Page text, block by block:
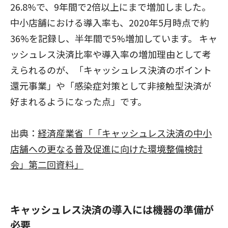
26.8%で、9年間で2倍以上にまで増加しました。
中小店舗における導入率も、2020年5月時点で約
36%を記録し、半年間で5%増加しています。 キャ
ッシュレス決済比率や導入率の増加理由として考
えられるのが、「キャッシュレス決済のポイント
還元事業」や「感染症対策として非接触型決済が
好まれるようになった点」です。
出典： 経済産業省「「キャッシュレス決済の中小
店舗への更なる普及促進に向けた環境整備検討
会」第二回資料」
キャッシュレス決済の導入には機器の準備が
必要